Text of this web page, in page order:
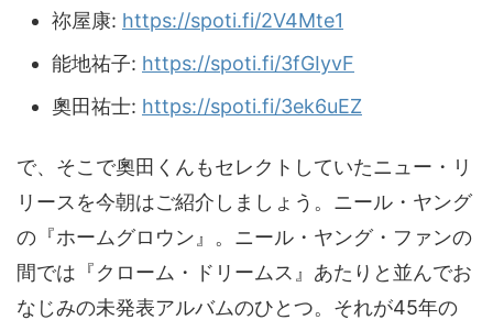
祢屋康: https://spoti.fi/2V4Mte1
能地祐子: https://spoti.fi/3fGIyvF
奧田祐士: https://spoti.fi/3ek6uEZ
で、そこで奧田くんもセレクトしていたニュー・リ
リースを今朝はご紹介しましょう。ニール・ヤング
の『ホームグロウン』。ニール・ヤング・ファンの
間では『クローム・ドリームス』あたりと並んでお
なじみの未発表アルバムのひとつ。それが45年の